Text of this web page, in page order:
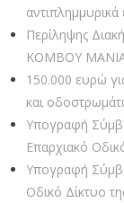
Περίληψης
ΚΟΜΒΟΥ
150.000 ευρώ
και
Υπογραφή
Επαρχιακό
Υπογραφή
Οδικό Δίκτυο